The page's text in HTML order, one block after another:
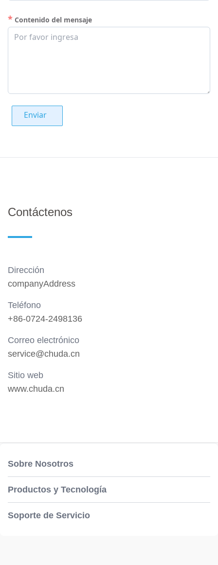
* Contenido del mensaje
Enviar
Contáctenos
Dirección
companyAddress
Teléfono
+86-0724-2498136
Correo electrónico
service@chuda.cn
Sitio web
www.chuda.cn
Sobre Nosotros
Productos y Tecnología
Soporte de Servicio